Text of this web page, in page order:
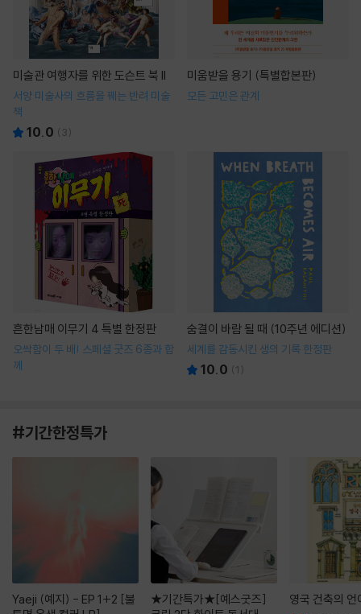
미술관 여행자를 위한 도슨트 북 II
서양 미술사의 흐름을 꿰는 반려 미술
책
10.0 ( 3)
미움받을 용기 (특별합본판)
모든 고민은 관계
흔한남매 이무기 4 특별 한정판
오싹함이 두 배! 스페셜 굿즈 6종과 함
께
숨결이 바람 될 때 (10주년 에디션)
세계를 감동시킨 생의 기록 한정판
10.0 (1 )
#기간한정특가
Yaeji (예지) - EP 1+2 [불
★기간특가★[예스굿즈]
영국 건축의 언